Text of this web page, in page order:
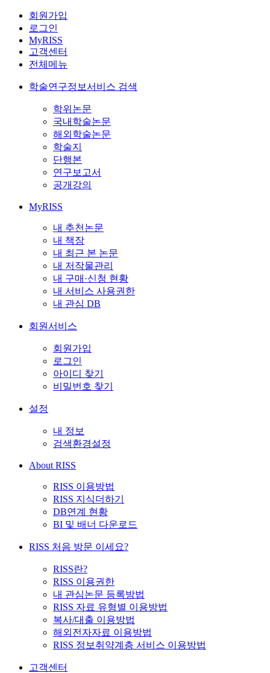
회원가입
로그인
MyRISS
고객센터
전체메뉴
학술연구정보서비스 검색
학위논문
국내학술논문
해외학술논문
학술지
단행본
연구보고서
공개강의
MyRISS
내 추천논문
내 책장
내 최근 본 논문
내 저작물관리
내 구매·신청 현황
내 서비스 사용권한
내 관심 DB
회원서비스
회원가입
로그인
아이디 찾기
비밀번호 찾기
설정
내 정보
검색환경설정
About RISS
RISS 이용방법
RISS 지식더하기
DB연계 현황
BI 및 배너 다운로드
RISS 처음 방문 이세요?
RISS란?
RISS 이용권한
내 관심논문 등록방법
RISS 자료 유형별 이용방법
복사/대출 이용방법
해외전자자료 이용방법
RISS 정보취약계층 서비스 이용방법
고객센터